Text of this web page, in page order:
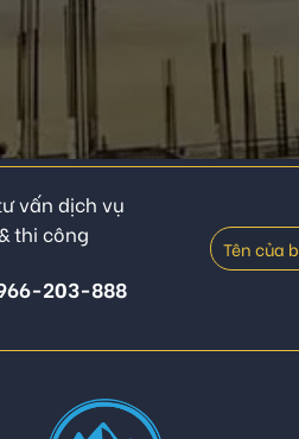
vấn dịch vụ
thi công
203-888